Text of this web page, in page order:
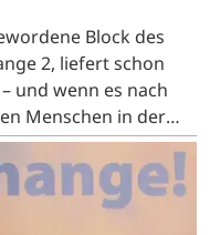
Block des
2, liefert schon
und wenn es nach
Menschen in der
auch so bleiben.